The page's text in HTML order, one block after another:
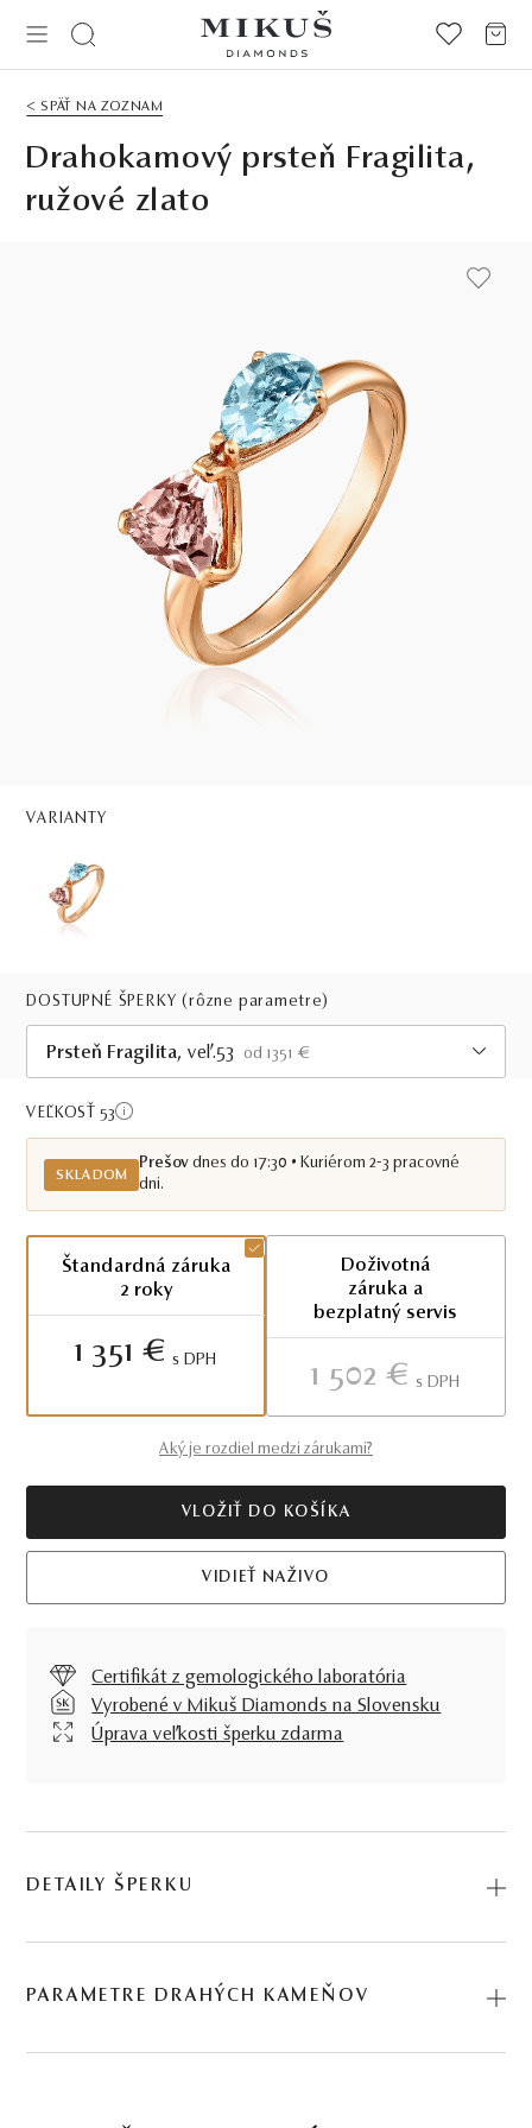
< SPÄŤ NA ZOZNAM
Drahokamový prsteň Fragilita,
ružové zlato
VARIANTY
DOSTUPNÉ ŠPERKY(rôzne parametre)
Prsteň Fragilita, veľ.53
od 1351 €
Skladom PO
VEĽKOSŤ 53
SKLADOM
Prešov dnes do 17:30 • Kuriérom 2-3 pracovné
dni.
Štandardná záruka
2 roky
1 351 € S DPH
Doživotná
záruka a
bezplatný servis
1 502 € S DPH
Aký je rozdiel medzi zárukami?
VLOŽIŤ DO KOŠÍKA
VIDIEŤ NAŽIVO
Certifikát z gemologického laboratória
Vyrobené v Mikuš Diamonds na Slovensku
Úprava veľkosti šperku zdarma
DETAILY ŠPERKU
akvamarínu v éterickom prsteni Fragilita vytvára vysoko
225512027_MC.
PARAMETRE DRAHÝCH KAMEŇOV